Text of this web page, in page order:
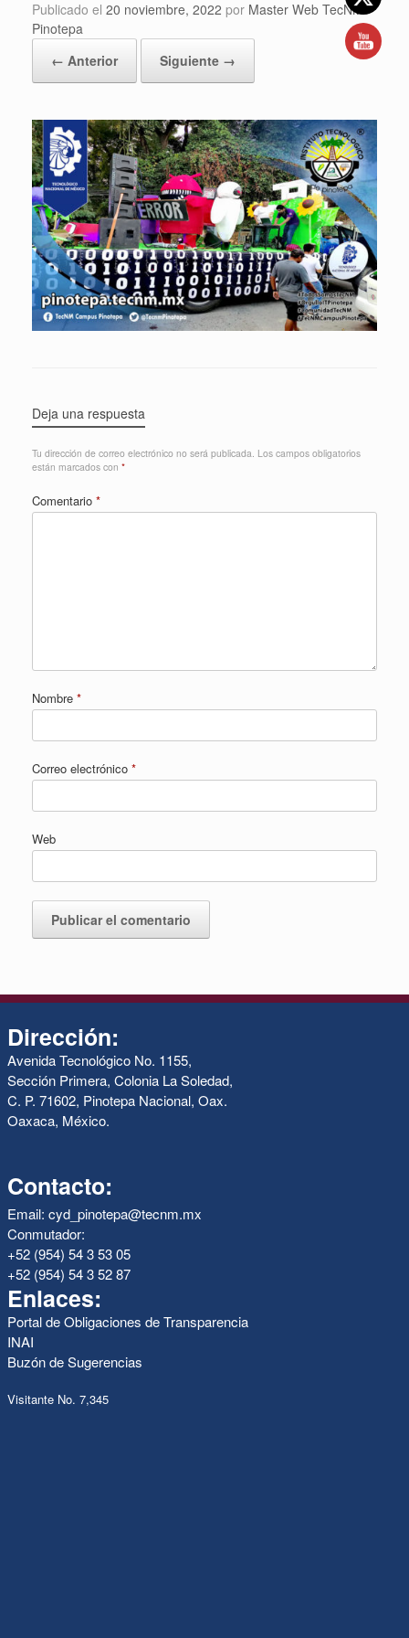
Publicado el 20 noviembre, 2022 por Master Web TecNM
Pinotepa
← Anterior
Siguiente →
Deja una respuesta
Tu dirección de correo electrónico no será publicada. Los campos obligatorios
están marcados con *
Comentario *
Nombre *
Correo electrónico *
Web
Dirección:
Avenida Tecnológico No. 1155,
Sección Primera, Colonia La Soledad,
C. P. 71602, Pinotepa Nacional, Oax.
Oaxaca, México.
Contacto:
Email: cyd_pinotepa@tecnm.mx
Conmutador:
+52 (954) 54 3 53 05
+52 (954) 54 3 52 87
Enlaces:
Portal de Obligaciones de Transparencia
INAI
Buzón de Sugerencias
Visitante No. 7,345